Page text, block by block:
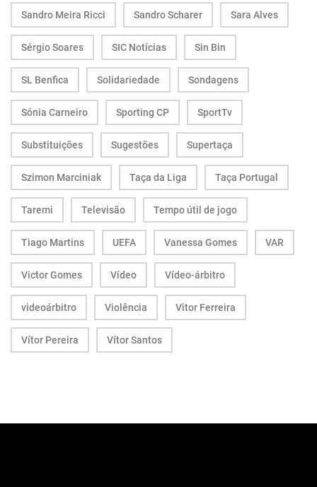
Sandro Meira Ricci Sandro Scharer Sara Alves
Sérgio Soares SIC Notícias Sin Bin
SL Benfica Solidariedade Sondagens
Sónia Carneiro Sporting CP SportTv
Substituições Sugestões Supertaça
Szimon Marciniak Taça da Liga Taça Portugal
Taremi Televisão Tempo útil de jogo
Tiago Martins UEFA Vanessa Gomes VAR
Victor Gomes Vídeo Vídeo-árbitro
videoárbitro Violência Vitor Ferreira
Vítor Pereira Vítor Santos